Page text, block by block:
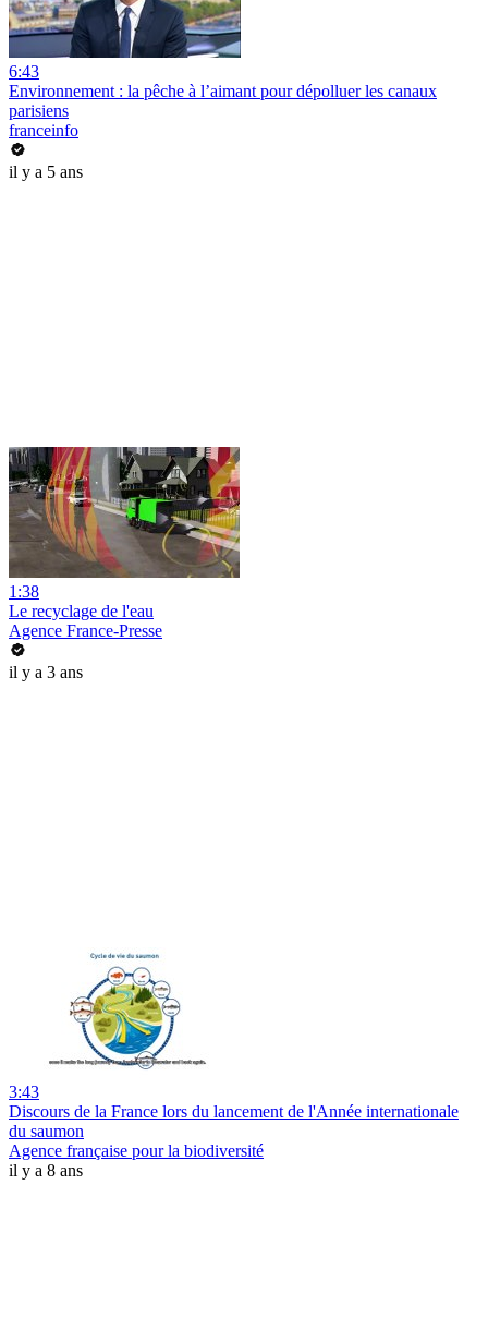
6:43
Environnement : la pêche à l’aimant pour dépolluer les canaux
parisiens
franceinfo
il y a 5 ans
1:38
Le recyclage de l'eau
Agence France-Presse
il y a 3 ans
3:43
Discours de la France lors du lancement de l'Année internationale
du saumon
Agence française pour la biodiversité
il y a 8 ans